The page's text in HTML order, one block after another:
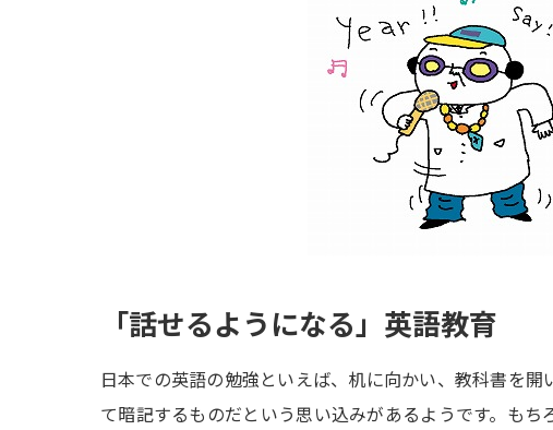
「話せるようになる」英語教育
日本での英語の勉強といえば、机に向かい、教科書を
て暗記するものだという思い込みがあるようです。も